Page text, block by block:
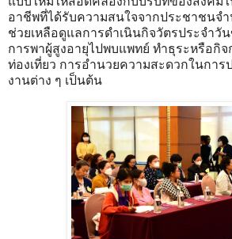
อาชีพที่ได้รับความสนใจจากประชาชนจ
ช่วยเหลือดูแลการดำเนินกิจวัตรประจำวั
การพาผู้สูงอายุไปพบแพทย์ ทำธุระหรือกิ
ท่องเที่ยว การอำนวยความสะดวกในกา
งานต่าง ๆ เป็นต้น